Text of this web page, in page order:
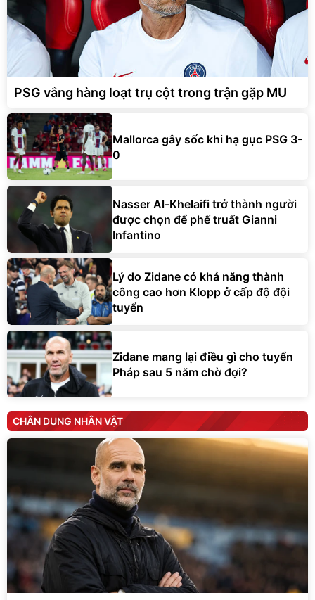
PSG vắng hàng loạt trụ cột trong trận gặp MU
Mallorca gây sốc khi hạ gục PSG 3-
0
Nasser Al-Khelaifi trở thành người
được chọn để phế truất Gianni
Infantino
Lý do Zidane có khả năng thành
công cao hơn Klopp ở cấp độ đội
tuyển
Zidane mang lại điều gì cho tuyển
Pháp sau 5 năm chờ đợi?
CHÂN DUNG NHÂN VẬT